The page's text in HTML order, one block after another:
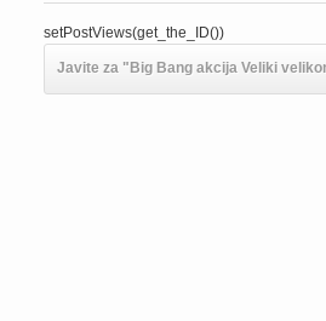
setPostViews(get_the_ID())
Javite za "Big Bang akcija Veliki